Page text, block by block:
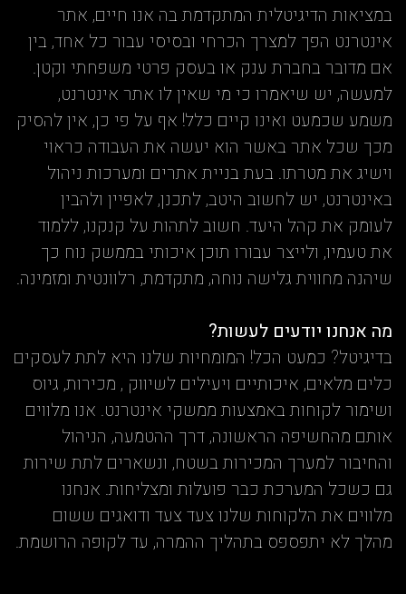
במציאות הדיגיטלית המתקדמת בה אנו חיים, אתר
אינטרנט הפך למצרך הכרחי ובסיסי עבור כל אחד, בין
אם מדובר בחברת ענק או בעסק פרטי משפחתי וקטן.
למעשה, יש שיאמרו כי מי שאין לו אתר אינטרנט,
משמע שכמעט ואינו קיים כלל! אף על פי כן, אין להסיק
מכך שכל אתר באשר הוא יעשה את העבודה כראוי
וישיג את מטרתו. בעת בניית אתרים ומערכות ניהול
באינטרנט, יש לחשוב היטב, לתכנן, לאפיין ולהבין
לעומק את קהל היעד. חשוב לתהות על קנקנו, ללמוד
את טעמיו, ולייצר עבורו תוכן איכותי בממשק נוח כך
שיהנה מחווית גלישה נוחה, מתקדמת, רלוונטית ומזמינה.
מה אנחנו יודעים לעשות?
בדיגיטל? כמעט הכל! המומחיות שלנו היא לתת לעסקים
כלים מלאים, איכותיים ויעילים לשיווק , מכירות, גיוס
ושימור לקוחות באמצעות ממשקי אינטרנט. אנו מלווים
אותם מהחשיפה הראשונה, דרך ההטמעה, הניהול
והחיבור למערך המכירות בשטח, ונשארים לתת שירות
גם כשכל המערכת כבר פועלות ומצליחות. אנחנו
מלווים את הלקוחות שלנו צעד צעד ודואגים ששום
מהלך לא יתפספס בתהליך ההמרה, עד לקופה הרושמת.